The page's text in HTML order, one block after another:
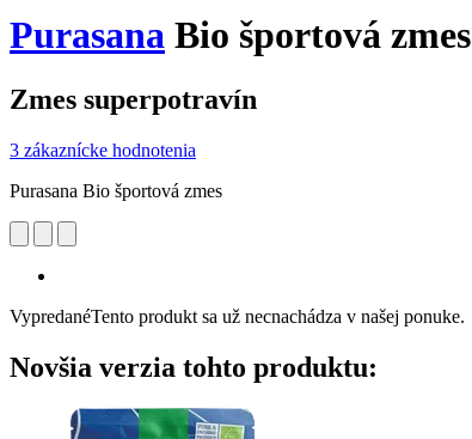
Purasana Bio športová zmes
Zmes superpotravín
3 zákaznícke hodnotenia
Purasana Bio športová zmes
VypredanéTento produkt sa už necnachádza v našej ponuke.
Novšia verzia tohto produktu: